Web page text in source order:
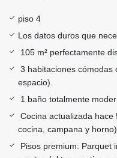
piso 4
Los datos duros que
105 m² perfectamente
3 habitaciones cómodas
espacio).
1 baño totalmente
Cocina actualizada
cocina, campana y horno).
Pisos premium: Parquet